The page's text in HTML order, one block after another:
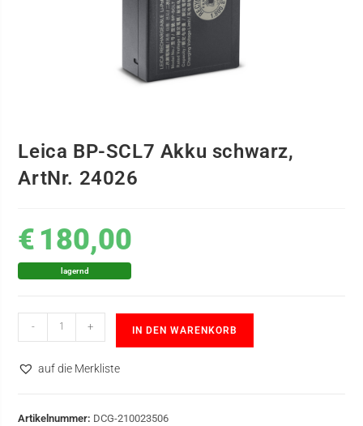
Leica BP-SCL7 Akku schwarz,
ArtNr. 24026
€ 180,00
lagernd
- + IN DEN WARENKORB
auf die Merkliste
Artikelnummer: DCG-210023506